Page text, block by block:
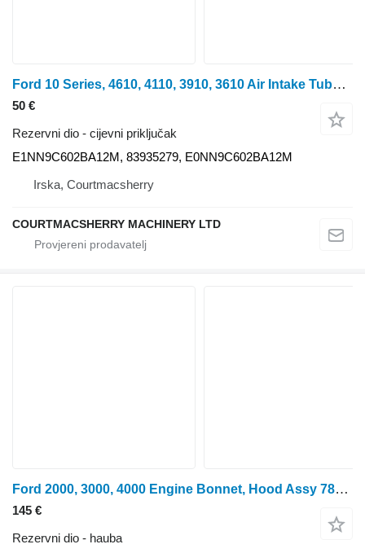
Ford 10 Series, 4610, 4110, 3910, 3610 Air Intake Tube E1nn9c602ba12m E1NN9C602BA12M cijevni priključak za traktora na kotačima
50 €
Rezervni dio - cijevni priključak
E1NN9C602BA12M, 83935279, E0NN9C602BA12M
Irska, Courtmacsherry
COURTMACSHERRY MACHINERY LTD
Ford 2000, 3000, 4000 Engine Bonnet, Hood Assy 785 Mm C7nn16626c, C5n C5NN16625F hauba za Ford 3055, 2000, 2100, 2110, 2120, 2150, 2300, 3120, 7100, 3150, 3300, 3310, 5340, 5100, 4500, 4100, 3000, 3100, 3110, 4140, 4330, 4340, 3530, 4110, 3500, 3600, 3900, 4600, 4100 traktora na kotačima
145 €
Rezervni dio - hauba